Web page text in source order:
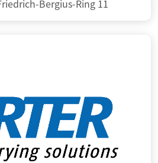
Bergius-Ring 11